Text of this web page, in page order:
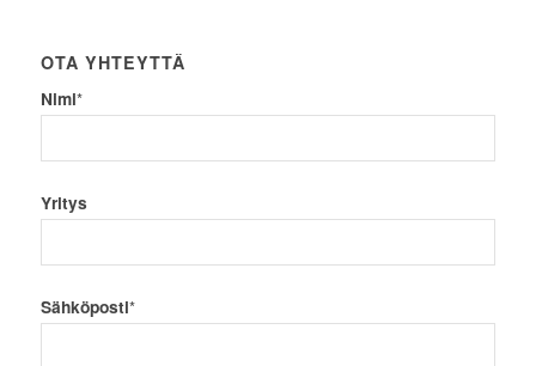
OTA YHTEYTTÄ
Nimi*
Yritys
Sähköposti*